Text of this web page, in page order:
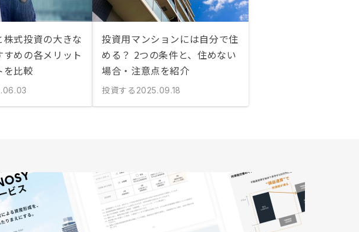
株式投資の大きな
めの各メリット
を比較
投資用マンションには自分で住
める？ 2つの条件と、住めない
場合・注意点を紹介
投資する 2025.09.18